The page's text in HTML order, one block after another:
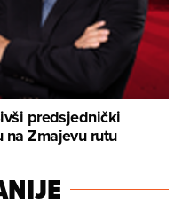
predsjednički
Zmajevu rutu